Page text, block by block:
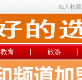
加入收藏
教育 旅游